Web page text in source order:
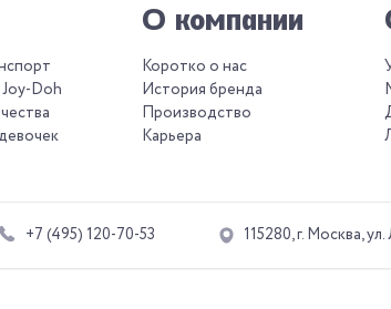
Doh
О компании
Коротко о нас
История бренда
Производство
Карьера
+7 (495) 120-70-53 115280, г. Москва,